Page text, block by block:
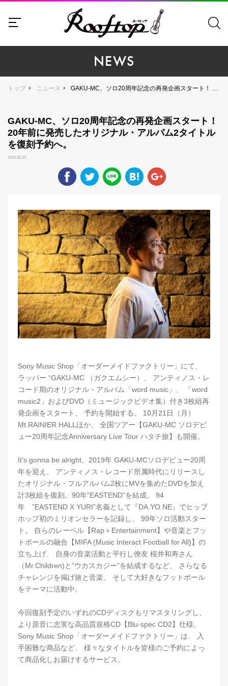
NEWS
トップ ニュース GAKU-MC、ソロ20周年記念の再発企画スタート！ 20年前に発売したオリジナル・アルバム2タイトルを復刻予約へ。
GAKU-MC、ソロ20周年記念の再発企画スタート！
20年前に発売したオリジナル・アルバム2タイトル
を復刻予約へ。
2019.08.19
Sony Music Shop「オーダーメイドファクトリー」にて、
ラッパー “GAKU-MC （ガクエムシー）、 アンティノス・レ
コード期のオリジナル・アルバム「word music」、 「word
music2」およびDVD（ミュージックビデオ集）付き3枚組再
発企画をスタート、 予約を開始する。 10月21日（月）
Mt.RAINIER HALLほか、 全国ツアー【GAKU-MC ソロデビ
ュー20周年記念Anniversary Live Tour ハタチ旅】も開催。
It's gonna be alright、2019年 GAKU-MCソロデビュー20周
年を迎え、 アンティノス・レコード所属時代にリリースし
たオリジナル・フルアルバム2枚にMVを集めたDVDを加え
計3枚組を復刻。90年“EASTEND”を結成。 94
年 ”EASTEND X YURI”名義として『DA.YO.NE』でヒップ
ホップ初のミリオンセラーを記録し、 99年ソロ活動スター
ト。 自らのレーベル【Rap＋Entertainment】や音楽とフッ
トボールの融合【MIFA (Music Interact Football for All)】の
立ち上げ、 自身の音楽活動と平行し僚友 桜井和寿さん
（Mr.Children)と”ウカスカジー”を結成するなど、 さらなる
チャレンジを掲げ旅と音楽、 そして大好きなフットボール
をテーマに活動中。
今回復刻予定のいずれのCDディスクもリマスタリングし、
より原音に忠実な高品質規格CD【Blu-spec CD2】仕様。
Sony Music Shop「オーダーメイドファクトリー」は、 入
手困難な商品など、 様々なタイトルを皆様のご予約によっ
て商品化しお届けするサービス。